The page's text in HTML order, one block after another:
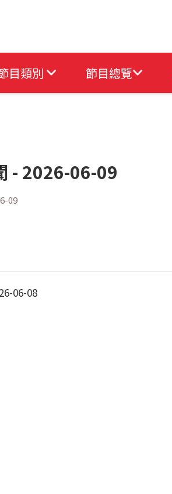
目類別 節目總覽
- 2026-06-09
09
06-08